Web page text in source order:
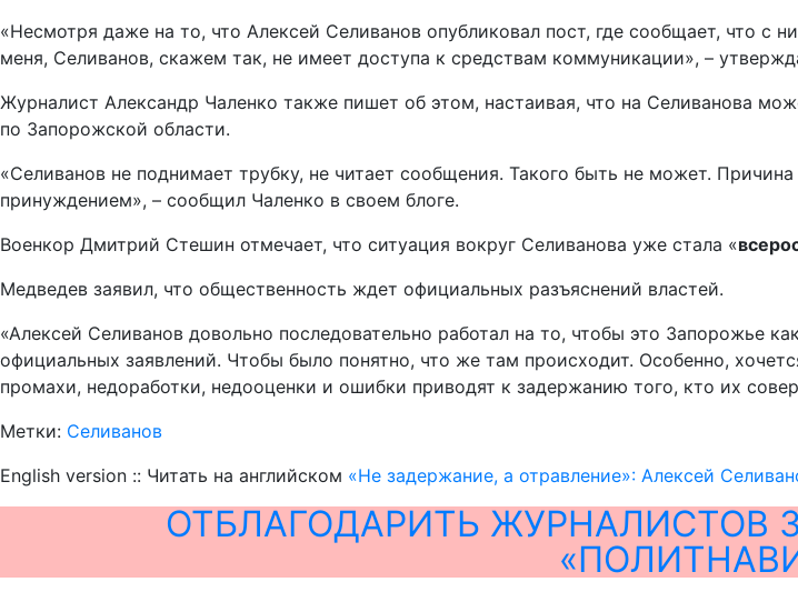
«Несмотря даже на то, что Алексей Селиванов опубликовал пост, где сообщает, что
меня, Селиванов, скажем так, не имеет доступа к средствам коммуникации», –
Журналист Александр Чаленко также пишет об этом, настаивая, что на Селиванова
по Запорожской области.
«Селиванов не поднимает трубку, не читает сообщения. Такого быть не может.
принуждением», – сообщил Чаленко в своем блоге.
Военкор Дмитрий Стешин отмечает, что ситуация вокруг Селиванова уже стала «
Медведев заявил, что общественность ждет официальных разъяснений властей.
«Алексей Селиванов довольно последовательно работал на то, чтобы это Запорожье
официальных заявлений. Чтобы было понятно, что же там происходит. Особенно,
промахи, недоработки, недооценки и ошибки приводят к задержанию того, кто их
Метки: Селиванов
English version :: Читать на английском «Не задержание, а отравление»: Алексей
ОТБЛАГОДАРИТЬ ЖУРНАЛИСТОВ